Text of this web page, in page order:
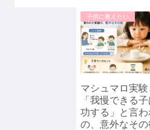
子供に教えたい
マシュマロ実験
「我慢できる
功する」と言
の、意外なその